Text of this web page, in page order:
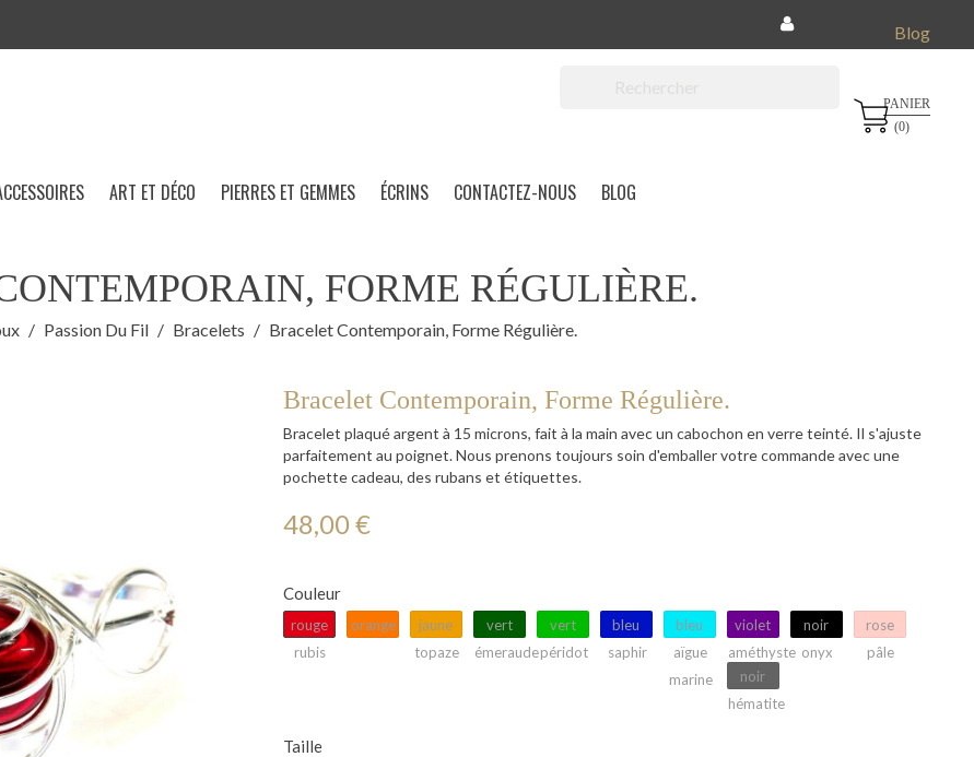
Blog
PANIER
(0)

ART ET DÉCO PIERRES ET GEMMES ÉCRINS CONTACTEZ-NOUS BLOG
FORME RÉGULIÈRE.
Passion Du Fil Bracelets Bracelet Contemporain, Forme Régulière.
Bracelet Contemporain, Forme Régulière.
Bracelet plaqué argent à 15 microns, fait à la main avec un cabochon en verre teinté. Il s'ajuste
parfaitement au poignet. Nous prenons toujours soin d'emballer votre commande avec une
pochette cadeau, des rubans et étiquettes.
48,00 €
Couleur
rouge
rubis
orange
jaune
topaze
vert
émeraude
vert
péridot
bleu
saphir
bleu
aïgue
marine
violet
améthyste
noir
onyx
rose
pâle
noir
hématite
Taille